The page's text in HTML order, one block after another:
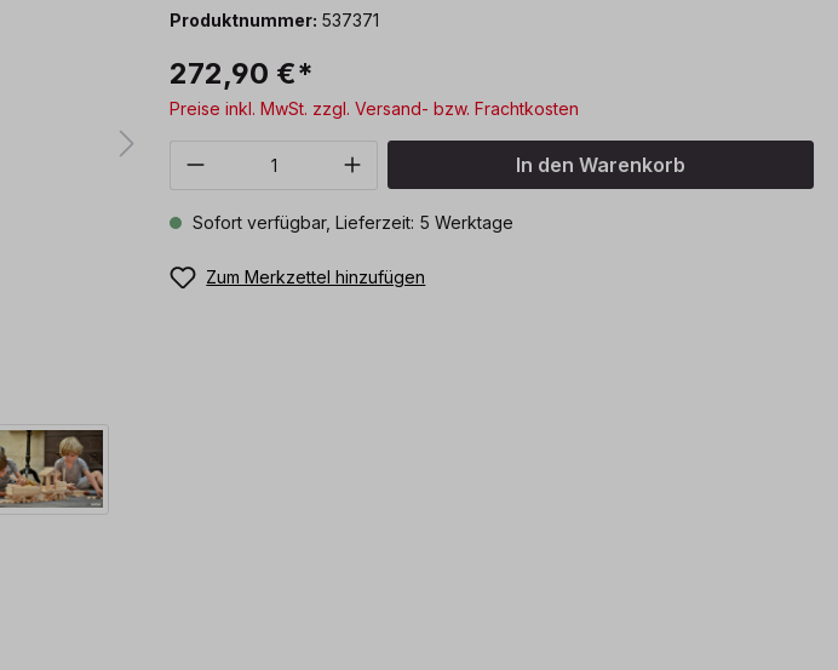
Produktnummer: 537371
272,90 €*
Preise inkl. MwSt. zzgl. Versand- bzw. Frachtkosten
Produkt Anzahl: Gib den gewünschten Wert
In den Warenkorb
Sofort verfügbar, Lieferzeit: 5 Werktage
Zum Merkzettel hinzufügen